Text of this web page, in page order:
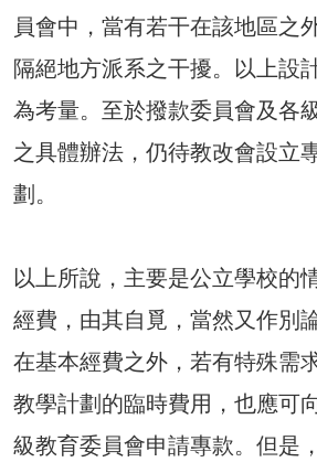
員會中，當有若干在該地區之
隔絕地方派系之干擾。以上設
為考量。至於撥款委員會及各
之具體辦法，仍待教改會設立
劃。
以上所說，主要是公立學校的
經費，由其自覓，當然又作別
在基本經費之外，若有特殊需
教學計劃的臨時費用，也應可
級教育委員會申請專款。但是